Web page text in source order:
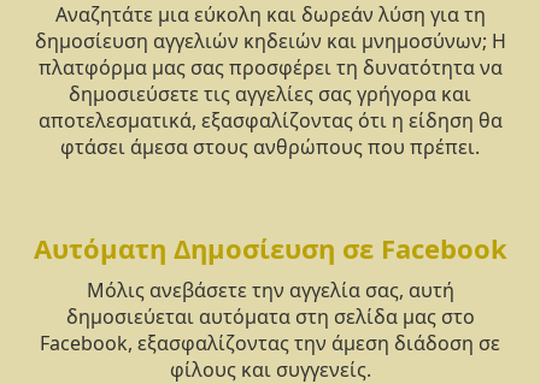
Αναζητάτε μια εύκολη και δωρεάν λύση για τη
δημοσίευση αγγελιών κηδειών και μνημοσύνων; Η
πλατφόρμα μας σας προσφέρει τη δυνατότητα να
δημοσιεύσετε τις αγγελίες σας γρήγορα και
αποτελεσματικά, εξασφαλίζοντας ότι η είδηση θα
φτάσει άμεσα στους ανθρώπους που πρέπει.
Αυτόματη Δημοσίευση σε Facebook
Μόλις ανεβάσετε την αγγελία σας, αυτή
δημοσιεύεται αυτόματα στη σελίδα μας στο
Facebook, εξασφαλίζοντας την άμεση διάδοση σε
φίλους και συγγενείς.